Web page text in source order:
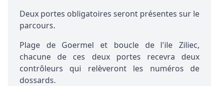
Deux portes obligatoires seront présentes sur le
parcours.
Plage de Goermel et boucle de l'ile Ziliec,
chacune de ces deux portes recevra deux
contrôleurs qui relèveront les numéros de
dossards.